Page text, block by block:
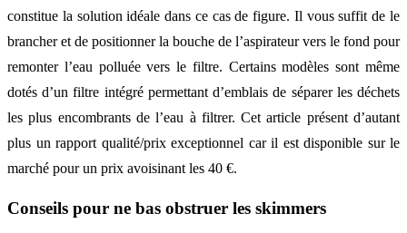
constitue la solution idéale dans ce cas de figure. Il vous suffit de le
brancher et de positionner la bouche de l’aspirateur vers le fond pour
remonter l’eau polluée vers le filtre. Certains modèles sont même
dotés d’un filtre intégré permettant d’emblais de séparer les déchets
les plus encombrants de l’eau à filtrer. Cet article présent d’autant
plus un rapport qualité/prix exceptionnel car il est disponible sur le
marché pour un prix avoisinant les 40 €.
Conseils pour ne bas obstruer les skimmers